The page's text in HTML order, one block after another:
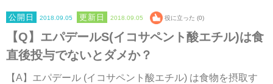
2018.09.05 2018.09.05 役に立った (0)
【Q】エパデールS(イコサペント酸エチル)は食
直後投与でないとダメか？
【A】エパデール (イコサペント酸エチル) は食物を摂取す